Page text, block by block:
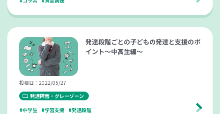
発達段階ごとの子どもの発達と支援のポ
イント～中高生編～
投稿日：2022/05/27
発達障害・グレーゾーン
#中学生
#学習支援 #発達段階